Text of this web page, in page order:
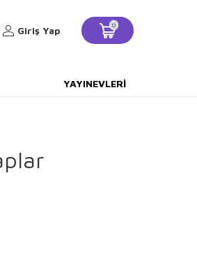
Giriş Yap 0
YAYINEVLERI